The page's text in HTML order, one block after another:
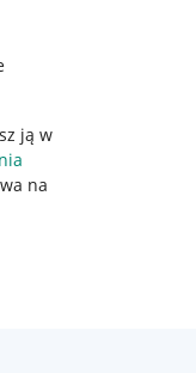
ją w
na